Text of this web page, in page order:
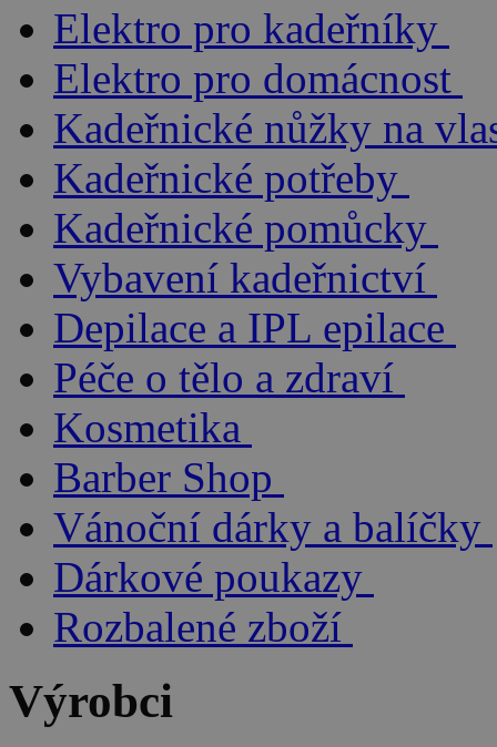
Elektro pro kadeřníky
Elektro pro domácnost
Kadeřnické nůžky na
Kadeřnické potřeby
Kadeřnické pomůcky
Vybavení kadeřnictví
Depilace a IPL epilace
Péče o tělo a zdraví
Kosmetika
Barber Shop
Vánoční dárky a balíčky
Dárkové poukazy
Rozbalené zboží
Výrobci